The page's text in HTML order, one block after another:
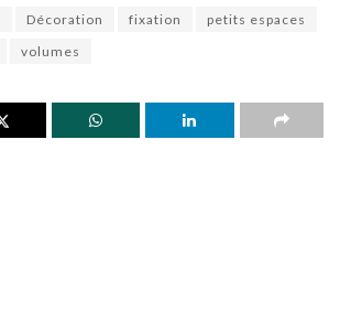
Décoration fixation
petits espaces
volumes